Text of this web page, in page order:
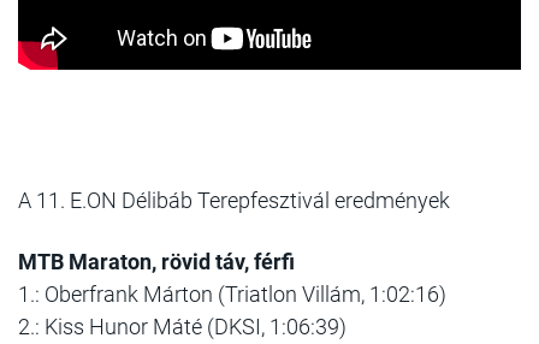
A 11. E.ON Délibáb Terepfesztivál eredmények
MTB Maraton, rövid táv, férfi
1.: Oberfrank Márton (Triatlon Villám, 1:02:16)
2.: Kiss Hunor Máté (DKSI, 1:06:39)